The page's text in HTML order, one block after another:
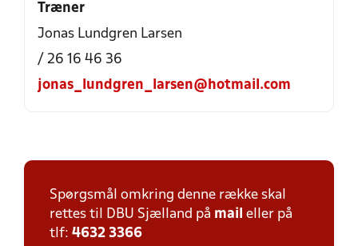
Træner
Jonas Lundgren Larsen
/ 26 16 46 36
jonas_lundgren_larsen@hotmail.com
Spørgsmål omkring denne række skal
rettes til DBU Sjælland på mail eller på
tlf: 4632 3366